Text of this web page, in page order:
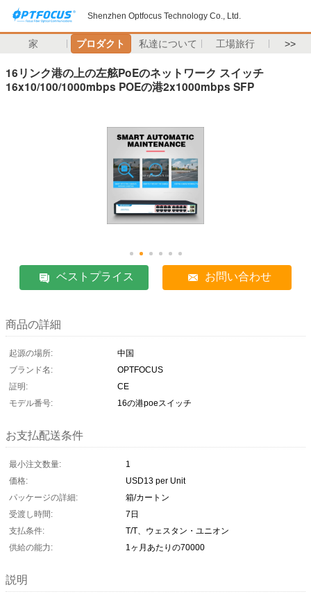
Shenzhen Optfocus Technology Co., Ltd.
家 プロダクト 私達について 工場旅行 >>
16リンク港の上の左舷PoEのネットワーク スイッチ
16x10/100/1000mbps POEの港2x1000mbps SFP
ベストプライス お問い合わせ
商品の詳細
起源の場所:
中国
ブランド名:
OPTFOCUS
証明:
CE
モデル番号:
16の港poeスイッチ
お支払配送条件
最小注文数量:
1
価格:
USD13 per Unit
パッケージの詳細:
箱/カートン
受渡し時間:
7日
支払条件:
T/T、ウェスタン・ユニオン
供給の能力:
1ヶ月あたりの70000
説明